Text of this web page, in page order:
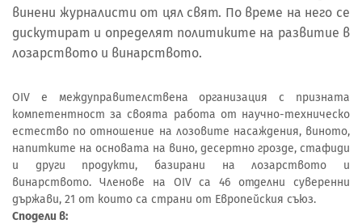
винени журналисти от цял свят. По време на него се
дискутират и определят политиките на развитие в
лозарството и винарството.
OIV е междуправителствена организация с призната
компетентност за своята работа от научно-техническо
естество по отношение на лозовите насаждения, виното,
напитките на основата на вино, десертно грозде, стафиди
и други продукти, базирани на лозарството и
винарството. Членове на ОІV са 46 отделни суверенни
държави, 21 от които са страни от Европейския съюз.
Сподели в: